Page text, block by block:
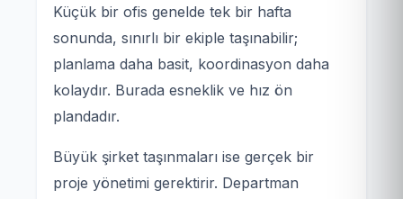
Küçük bir ofis genelde tek bir hafta
sonunda, sınırlı bir ekiple taşınabilir;
planlama daha basit, koordinasyon daha
kolaydır. Burada esneklik ve hız ön
plandadır.
Büyük şirket taşınmaları ise gerçek bir
proje yönetimi gerektirir. Departman